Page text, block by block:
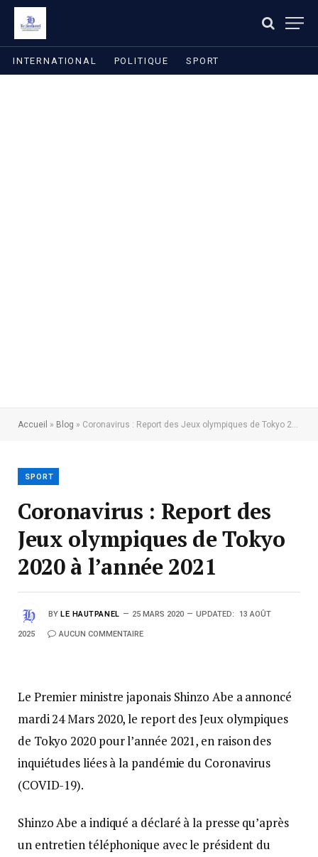
INTERNATIONAL POLITIQUE SPORT
Accueil » Blog » Coronavirus : Report des Jeux olympiques de Tokyo 2020 à l’année 2021
SPORT
Coronavirus : Report des
Jeux olympiques de Tokyo
2020 à l’année 2021
BY LE HAUTPANEL 25 MARS 2020 UPDATED: 13 AOÛT
2025 AUCUN COMMENTAIRE
Le Premier ministre japonais Shinzo Abe a annoncé
mardi 24 Mars 2020, le report des Jeux olympiques
de Tokyo 2020 pour l’année 2021, en raison des
inquiétudes liées à la pandémie du Coronavirus
(COVID-19).
Shinzo Abe a indiqué a déclaré à la presse qu’après
un entretien téléphonique avec le président du